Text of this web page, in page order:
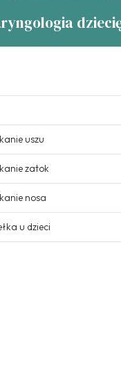
uszu
zatok
nosa
u dzieci